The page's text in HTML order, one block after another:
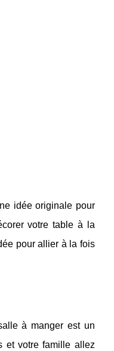
idée originale pour
votre table à la
pour allier à la fois
à manger est un
et votre famille allez